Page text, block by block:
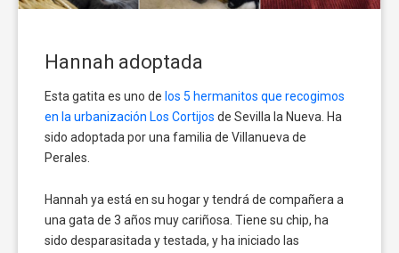
Hannah adoptada
Esta gatita es uno de los 5 hermanitos que recogimos
en la urbanización Los Cortijos de Sevilla la Nueva. Ha
sido adoptada por una familia de Villanueva de
Perales.
Hannah ya está en su hogar y tendrá de compañera a
una gata de 3 años muy cariñosa. Tiene su chip, ha
sido desparasitada y testada, y ha iniciado las